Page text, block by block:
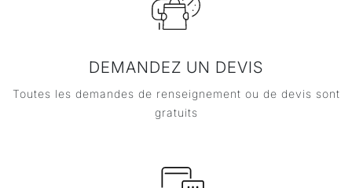
DEMANDEZ UN DEVIS
Toutes les demandes de renseignement ou de devis sont
gratuits